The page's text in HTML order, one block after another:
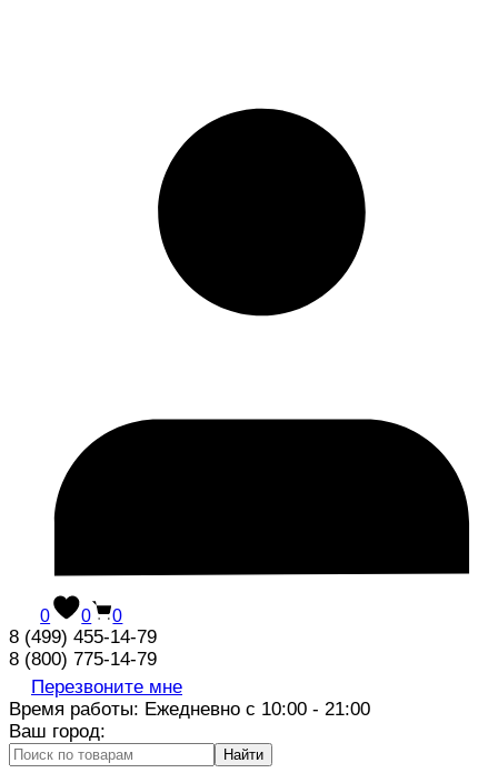
0 0 0
8 (499) 455-14-79
8 (800) 775-14-79
Перезвоните мне
Время работы: Ежедневно с 10:00 - 21:00
Ваш город:
Найти